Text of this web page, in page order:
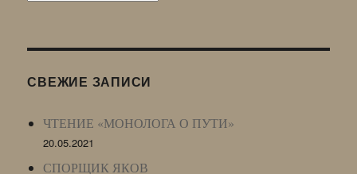
LJ
СВЕЖИЕ ЗАПИСИ
ЧТЕНИЕ «МОНОЛОГА О ПУТИ»
20.05.2021
СПОРЩИК ЯКОВ